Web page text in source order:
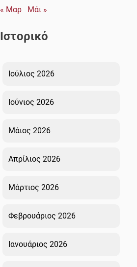
« Μαρ
Μάι »
Ιστορικό
Ιούλιος 2026
Ιούνιος 2026
Μάιος 2026
Απρίλιος 2026
Μάρτιος 2026
Φεβρουάριος 2026
Ιανουάριος 2026